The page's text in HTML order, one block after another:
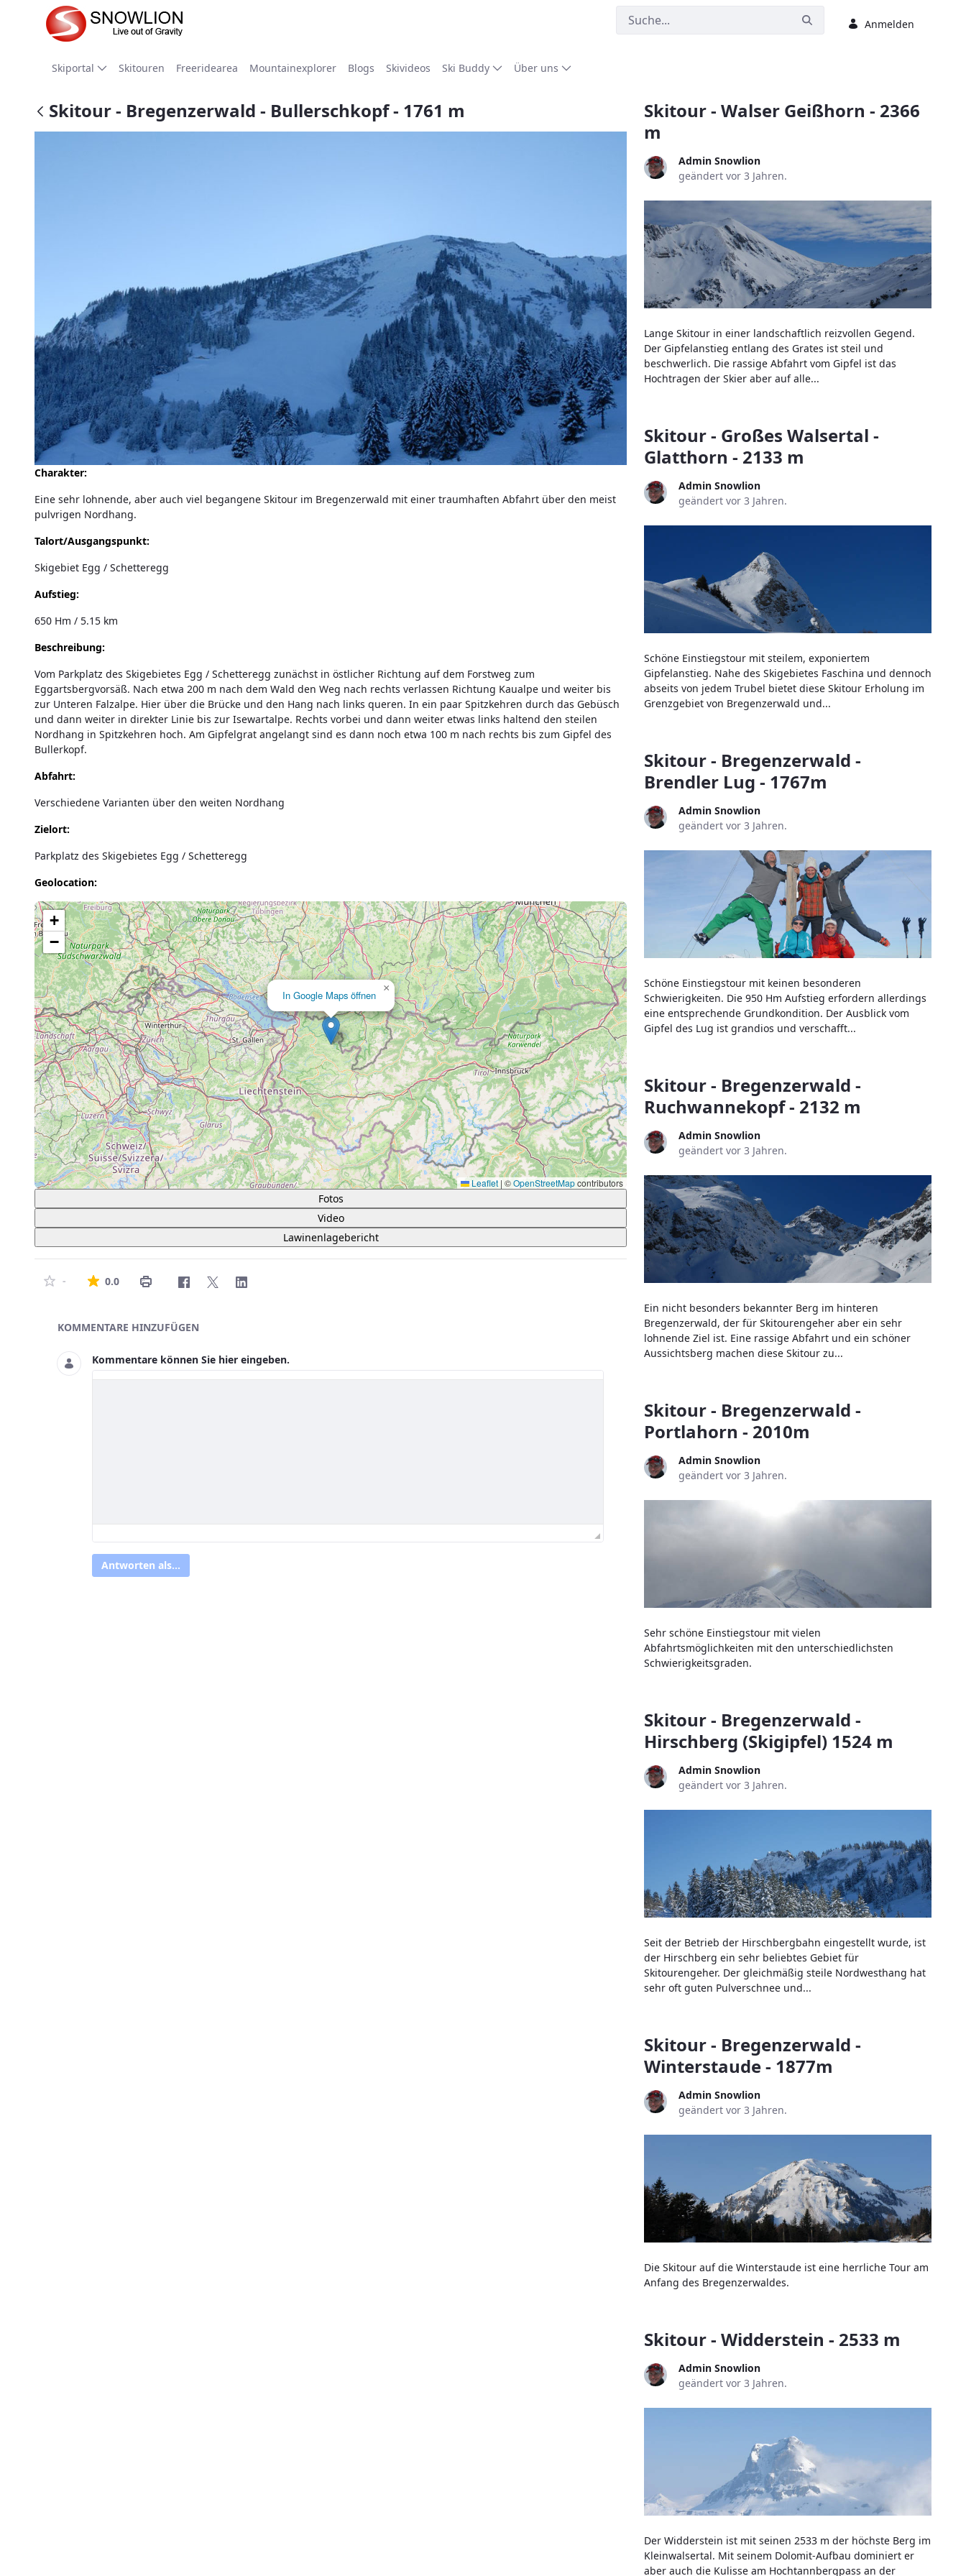
Zum Hauptinhalt springen
Anmelden
Skiportal Skitouren Freeridearea Mountainexplorer Blogs Skivideos Ski Buddy Über uns
Skitour - Bregenzerwald - Bullerschkopf - 1761 m
Charakter:
Eine sehr lohnende, aber auch viel begangene Skitour im Bregenzerwald mit einer traumhaften Abfahrt über den meist
pulvrigen Nordhang.
Talort/Ausgangspunkt:
Skigebiet Egg / Schetteregg
Aufstieg:
650 Hm / 5.15 km
Beschreibung:
Vom Parkplatz des Skigebietes Egg / Schetteregg zunächst in östlicher Richtung auf dem Forstweg zum
Eggartsbergvorsäß. Nach etwa 200 m nach dem Wald den Weg nach rechts verlassen Richtung Kaualpe und weiter bis
zur Unteren Falzalpe. Hier über die Brücke und den Hang nach links queren. In ein paar Spitzkehren durch das Gebüsch
und dann weiter in direkter Linie bis zur Isewartalpe. Rechts vorbei und dann weiter etwas links haltend den steilen
Nordhang in Spitzkehren hoch. Am Gipfelgrat angelangt sind es dann noch etwa 100 m nach rechts bis zum Gipfel des
Bullerkopf.
Abfahrt:
Verschiedene Varianten über den weiten Nordhang
Zielort:
Parkplatz des Skigebietes Egg / Schetteregg
Geolocation:
Lade Karte...
In Google Maps öffnen
×
+
−
Leaflet | ©OpenStreetMapcontributors
Fotos
Video
Lawinenlagebericht
- 0.0Die durchschnittliche Bewertung ist 0 von 5 Sternen.
Asset-Herausgeber
KOMMENTARE HINZUFÜGEN
Kommentare können Sie hier eingeben.
Antworten als...
Skitour - Walser Geißhorn - 2366
m
Admin Snowlion
geändert vor 3 Jahren.
Lange Skitour in einer landschaftlich reizvollen Gegend.
Der Gipfelanstieg entlang des Grates ist steil und
beschwerlich. Die rassige Abfahrt vom Gipfel ist das
Hochtragen der Skier aber auf alle...
Skitour - Großes Walsertal -
Glatthorn - 2133 m
Admin Snowlion
geändert vor 3 Jahren.
Schöne Einstiegstour mit steilem, exponiertem
Gipfelanstieg. Nahe des Skigebietes Faschina und dennoch
abseits von jedem Trubel bietet diese Skitour Erholung im
Grenzgebiet von Bregenzerwald und...
Skitour - Bregenzerwald -
Brendler Lug - 1767m
Admin Snowlion
geändert vor 3 Jahren.
Schöne Einstiegstour mit keinen besonderen
Schwierigkeiten. Die 950 Hm Aufstieg erfordern allerdings
eine entsprechende Grundkondition. Der Ausblick vom
Gipfel des Lug ist grandios und verschafft...
Skitour - Bregenzerwald -
Ruchwannekopf - 2132 m
Admin Snowlion
geändert vor 3 Jahren.
Ein nicht besonders bekannter Berg im hinteren
Bregenzerwald, der für Skitourengeher aber ein sehr
lohnende Ziel ist. Eine rassige Abfahrt und ein schöner
Aussichtsberg machen diese Skitour zu...
Skitour - Bregenzerwald -
Portlahorn - 2010m
Admin Snowlion
geändert vor 3 Jahren.
Sehr schöne Einstiegstour mit vielen
Abfahrtsmöglichkeiten mit den unterschiedlichsten
Schwierigkeitsgraden.
Skitour - Bregenzerwald -
Hirschberg (Skigipfel) 1524 m
Admin Snowlion
geändert vor 3 Jahren.
Seit der Betrieb der Hirschbergbahn eingestellt wurde, ist
der Hirschberg ein sehr beliebtes Gebiet für
Skitourengeher. Der gleichmäßig steile Nordwesthang hat
sehr oft guten Pulverschnee und...
Skitour - Bregenzerwald -
Winterstaude - 1877m
Admin Snowlion
geändert vor 3 Jahren.
Die Skitour auf die Winterstaude ist eine herrliche Tour am
Anfang des Bregenzerwaldes.
Skitour - Widderstein - 2533 m
Admin Snowlion
geändert vor 3 Jahren.
Der Widderstein ist mit seinen 2533 m der höchste Berg im
Kleinwalsertal. Mit seinem Dolomit-Aufbau dominiert er
aber auch die Kulisse am Hochtannbergpass an der